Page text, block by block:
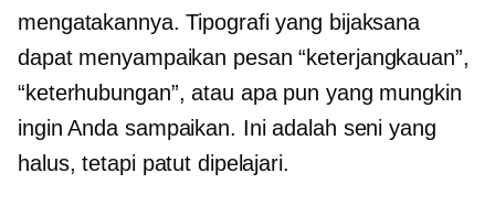
mengatakannya. Tipografi yang bijaksana
dapat menyampaikan pesan “keterjangkauan”,
“keterhubungan”, atau apa pun yang mungkin
ingin Anda sampaikan. Ini adalah seni yang
halus, tetapi patut dipelajari.